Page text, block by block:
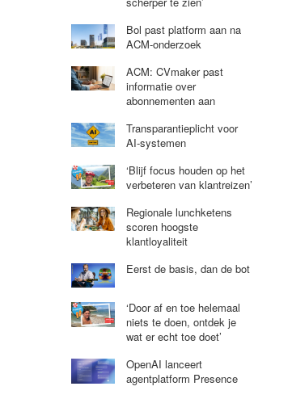
Bol past platform aan na
ACM-onderzoek
ACM: CVmaker past
informatie over
abonnementen aan
Transparantieplicht voor
AI-systemen
‘Blijf focus houden op het
verbeteren van klantreizen’
Regionale lunchketens
scoren hoogste
klantloyaliteit
Eerst de basis, dan de bot
‘Door af en toe helemaal
niets te doen, ontdek je
wat er echt toe doet’
OpenAI lanceert
agentplatform Presence